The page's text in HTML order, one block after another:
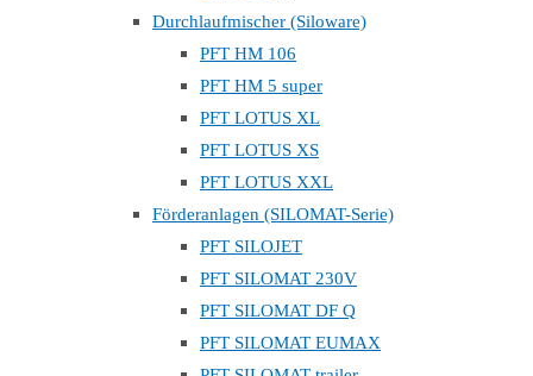
Durchlaufmischer (Siloware)
PFT HM 106
PFT HM 5 super
PFT LOTUS XL
PFT LOTUS XS
PFT LOTUS XXL
Förderanlagen (SILOMAT-Serie)
PFT SILOJET
PFT SILOMAT 230V
PFT SILOMAT DF Q
PFT SILOMAT EUMAX